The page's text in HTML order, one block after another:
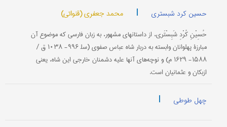
حسین کرد شبستری | محمد جعفری (قنواتی)
حُسِیْنِ کُرْدِ شَبِسْتَری، از داستانهای مشهور، به زبان فارسی که موضوع آن
مبارزۀ پهلوانان وابسته به دربار شاه عباس صفوی (سل‍ ۹۹۶- ۱۰۳۸ ق /
۱۵۸۸- ۱۶۲۹ م) و نوچه‌های آنها علیه دشمنان خارجی این شاه، یعنی
ازبکان و عثمانیان است.
چهل طوطی
|